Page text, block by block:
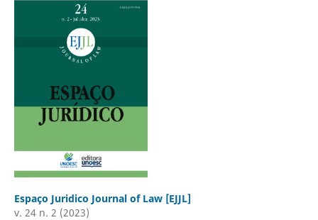
Espaço Juridico Journal of Law [EJJL]
v. 24 n. 2 (2023)